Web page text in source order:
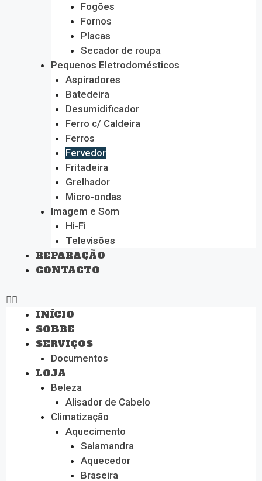
Fogões
Fornos
Placas
Secador de roupa
Pequenos Eletrodomésticos
Aspiradores
Batedeira
Desumidificador
Ferro c/ Caldeira
Ferros
Fervedor
Fritadeira
Grelhador
Micro-ondas
Imagem e Som
Hi-Fi
Televisões
REPARAÇÃO
CONTACTO
INÍCIO
SOBRE
SERVIÇOS
Documentos
LOJA
Beleza
Alisador de Cabelo
Climatização
Aquecimento
Salamandra
Aquecedor
Braseira